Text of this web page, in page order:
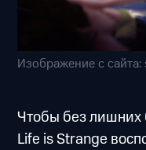
Изображение с
Чтобы без лишних
Life is Strange